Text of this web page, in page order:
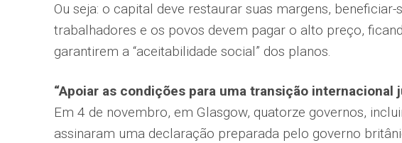
Ou seja: o capital deve restaurar suas margens,
trabalhadores e os povos devem pagar o alto preço,
garantirem a “aceitabilidade social” dos planos.
“Apoiar as condições para uma transição internacional
Em 4 de novembro, em Glasgow, quatorze governos,
assinaram uma declaração preparada pelo governo